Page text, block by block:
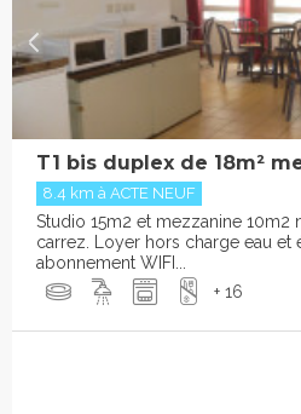
T1 bis duplex de 18m²
8.4 km à ACTE NEUF
Studio 15m2 et mezzanine
carrez. Loyer hors charge eau et
abonnement WIFI...
+ 16